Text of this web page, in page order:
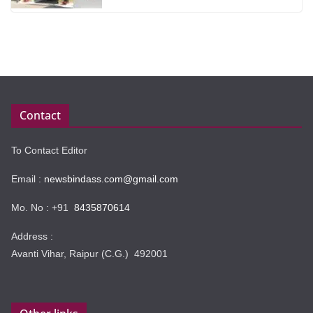
Contact
To Contact Editor
Email : newsbindass.com@gmail.com
Mo. No : +91 8435870614
Address :
Avanti Vihar, Raipur (C.G.) 492001